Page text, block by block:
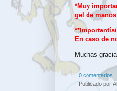
*Muy
gel de
En caso de
Muchas
0 comentarios
Publicado por